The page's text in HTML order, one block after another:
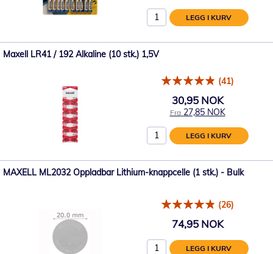
LEGG I KURV
Maxell LR41 / 192 Alkaline (10 stk.) 1,5V
(41)
30,95 NOK
Fra 27,85 NOK
LEGG I KURV
MAXELL ML2032 Oppladbar Lithium-knappcelle (1 stk.) - Bulk
(26)
74,95 NOK
LEGG I KURV